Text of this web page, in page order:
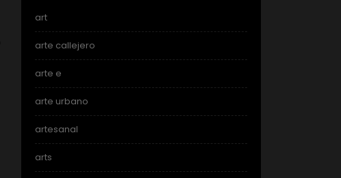
art
arte callejero
arte e
arte urbano
artesanal
arts